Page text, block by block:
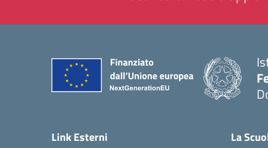
Link Esterni La